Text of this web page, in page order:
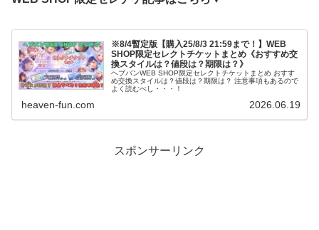
※8/4暫定版【購入25/8/3 21:59まで！】WEB
SHOP限定セレクトチケットまとめ《おすすめ交
換スタイルは？値段は？期限は？》
ヘブバンWEB SHOP限定セレクトチケットまとめ おすす
め交換スタイルは？値段は？期限は？ 注意事項もあるので
よく読むべし・・・！
heaven-fun.com 2026.06.19
スポンサーリンク